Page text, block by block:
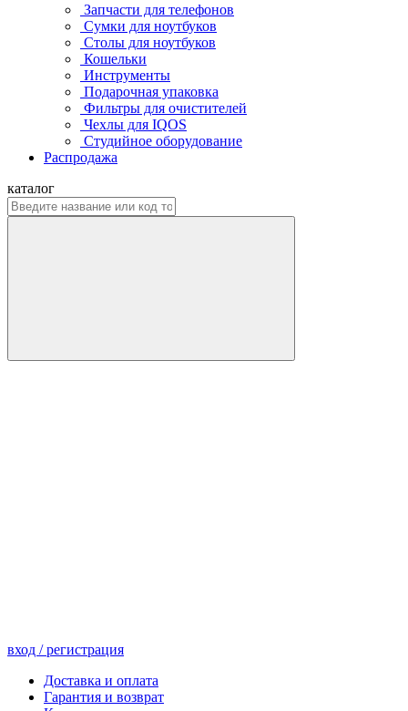
Запчасти для телефонов
Сумки для ноутбуков
Столы для ноутбуков
Кошельки
Инструменты
Подарочная упаковка
Фильтры для очистителей
Чехлы для IQOS
Студийное оборудование
Распродажа
каталог
вход / регистрация
Доставка и оплата
Гарантия и возврат